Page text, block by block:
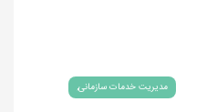
مدیریت خدمات سازمانی